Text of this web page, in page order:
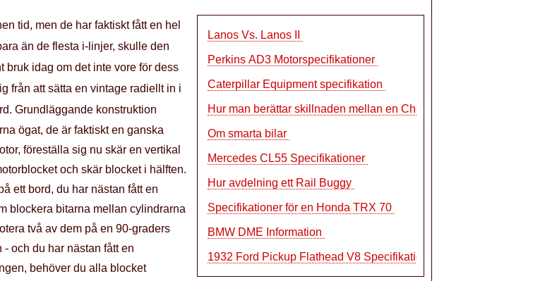
Lanos Vs. Lanos II
Perkins AD3 Motorspecifikationer
Caterpillar Equipment specifikation
Hur man berättar skillnaden mellan en Chevy
Om smarta bilar
Mercedes CL55 Specifikationer
Hur avdelning ett Rail Buggy
Specifikationer för en Honda TRX 70
BMW DME Information
1932 Ford Pickup Flathead V8 Specifikationer
tid, men de har faktiskt fått en hel
än de flesta i-linjer, skulle den
bruk idag om det inte vore för dess
från att sätta en vintage radiellt in i
Grundläggande konstruktion
ögat, de är faktiskt en ganska
föreställa sig nu skär en vertikal
och skär blocket i hälften.
ett bord, du har nästan fått en
blockera bitarna mellan cylindrarna
två av dem på en 90-graders
och du har nästan fått en
behöver du alla blocket